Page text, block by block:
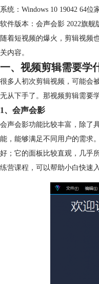
系统：Windows 10 19042 64位
软件版本：会声会影 2022旗舰
随着短视频的爆火，剪辑视频
关内容。
一、视频剪辑需要学
很多人初次剪辑视频，可能会
无从下手了。那视频剪辑需要
1、会声会影
会声会影功能比较丰富，除了
能，能够满足不同用户的需求
好；它的面板比较直观，几乎
练营课程 ，可以帮助小白快速